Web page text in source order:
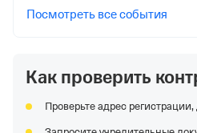
Посмотреть все события
Как проверить
Проверьте адрес